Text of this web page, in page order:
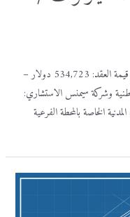
محطة السمراء الفرعية 400 كيلوفولت / الجزء الثاني قيمة العقد: 534,723 دولار –
وشركة سيمنس الاستشاري:
الخاصة بالمحطة الفرعية